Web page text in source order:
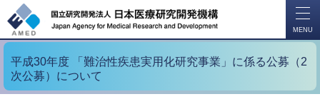
MENU
平成30年度 「難治性疾患実用化研究事業」に係る公募（2
次公募）について